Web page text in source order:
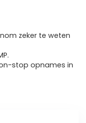
zeker te weten
stop opnames in